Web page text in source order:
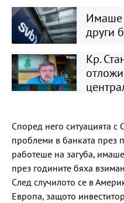
Имаше
други
Кр.
Според него ситуацията с
проблеми в банката през
работеше на загуба,
през годините бяха
След случилото се в
Европа, защото